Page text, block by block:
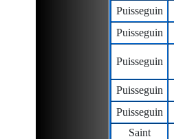
Puisseguin
Puisseguin
Puisseguin
Puisseguin
Puisseguin
Saint